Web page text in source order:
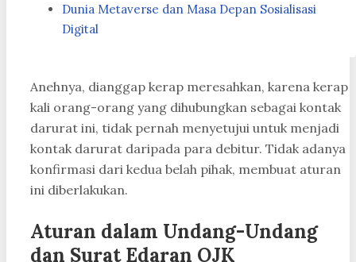
Dunia Metaverse dan Masa Depan Sosialisasi
Digital
Anehnya, dianggap kerap meresahkan, karena kerap
kali orang-orang yang dihubungkan sebagai kontak
darurat ini, tidak pernah menyetujui untuk menjadi
kontak darurat daripada para debitur. Tidak adanya
konfirmasi dari kedua belah pihak, membuat aturan
ini diberlakukan.
Aturan dalam Undang-Undang
dan Surat Edaran OJK